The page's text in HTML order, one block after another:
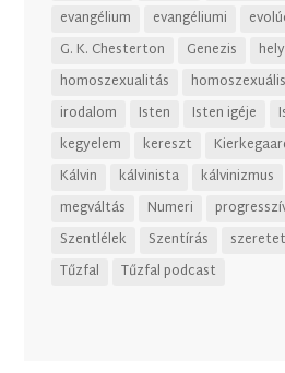
evangélium
evangéliumi
G. K. Chesterton
Genezis
homoszexualitás
homoszexuális
irodalom
Isten Isten igéje
kegyelem
kereszt
Kálvin
kálvinista kálvinizmus
megváltás
Numeri
Szentlélek
Szentírás szeretet
Tűzfal
Tűzfal podcast